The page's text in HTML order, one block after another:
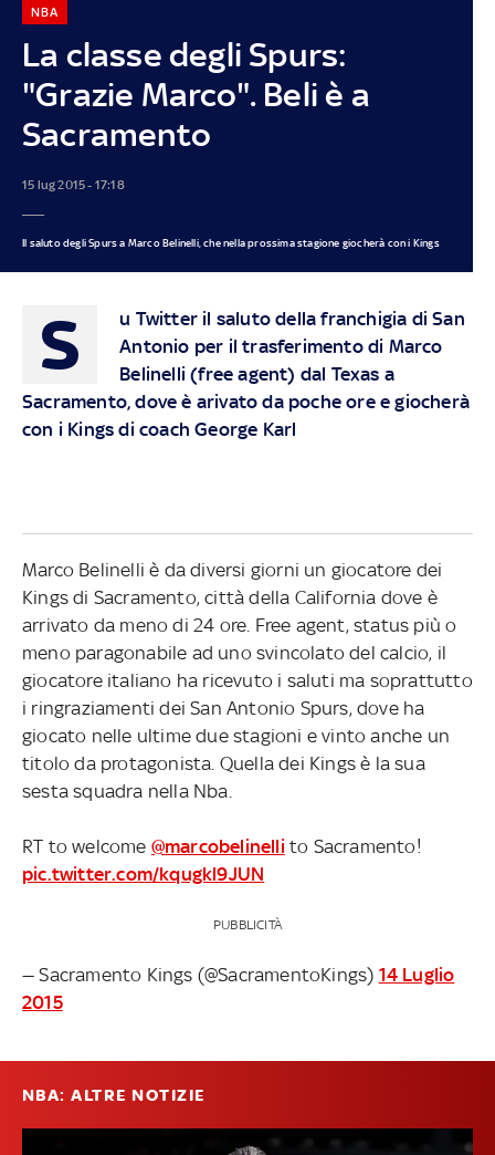
La classe degli Spurs:
"Grazie Marco". Beli è a
Sacramento
NBA
15 lug 2015 - 17:18
Il saluto degli Spurs a Marco Belinelli, che nella prossima stagione giocherà con i Kings
S
u Twitter il saluto della franchigia di San
Antonio per il trasferimento di Marco
Belinelli (free agent) dal Texas a
Sacramento, dove è arivato da poche ore e giocherà
con i Kings di coach George Karl
Marco Belinelli è da diversi giorni un giocatore dei
Kings di Sacramento, città della California dove è
arrivato da meno di 24 ore. Free agent, status più o
meno paragonabile ad uno svincolato del calcio, il
giocatore italiano ha ricevuto i saluti ma soprattutto
i ringraziamenti dei San Antonio Spurs, dove ha
giocato nelle ultime due stagioni e vinto anche un
titolo da protagonista. Quella dei Kings è la sua
sesta squadra nella Nba.
RT to welcome @marcobelinelli to Sacramento!
pic.twitter.com/kqugkl9JUN
PUBBLICITÀ
— Sacramento Kings (@SacramentoKings) 14 Luglio
2015
NBA: ALTRE NOTIZIE